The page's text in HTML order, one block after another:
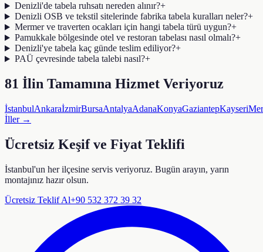
Denizli'de tabela ruhsatı nereden alınır?+
Denizli OSB ve tekstil sitelerinde fabrika tabela kuralları neler?+
Mermer ve traverten ocakları için hangi tabela türü uygun?+
Pamukkale bölgesinde otel ve restoran tabelası nasıl olmalı?+
Denizli'ye tabela kaç günde teslim ediliyor?+
PAÜ çevresinde tabela talebi nasıl?+
81 İlin Tamamına Hizmet Veriyoruz
İstanbulAnkaraİzmirBursaAntalyaAdanaKonyaGaziantepKayseri
İller →
Ücretsiz Keşif ve Fiyat Teklifi
İstanbul'un her ilçesine servis veriyoruz. Bugün arayın, yarın
montajınız hazır olsun.
Ücretsiz Teklif Al+90 532 372 39 32